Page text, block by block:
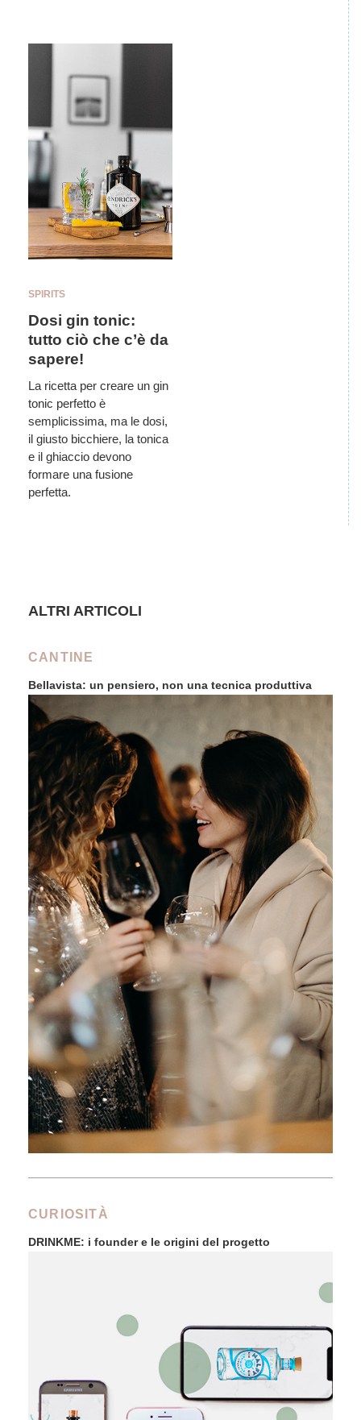
SPIRITS
Dosi gin tonic:
tutto ciò che c’è da
sapere!
La ricetta per creare un gin
tonic perfetto è
semplicissima, ma le dosi,
il giusto bicchiere, la tonica
e il ghiaccio devono
formare una fusione
perfetta.
ALTRI ARTICOLI
CANTINE
Bellavista: un pensiero, non una tecnica produttiva
CURIOSITÀ
DRINKME: i founder e le origini del progetto